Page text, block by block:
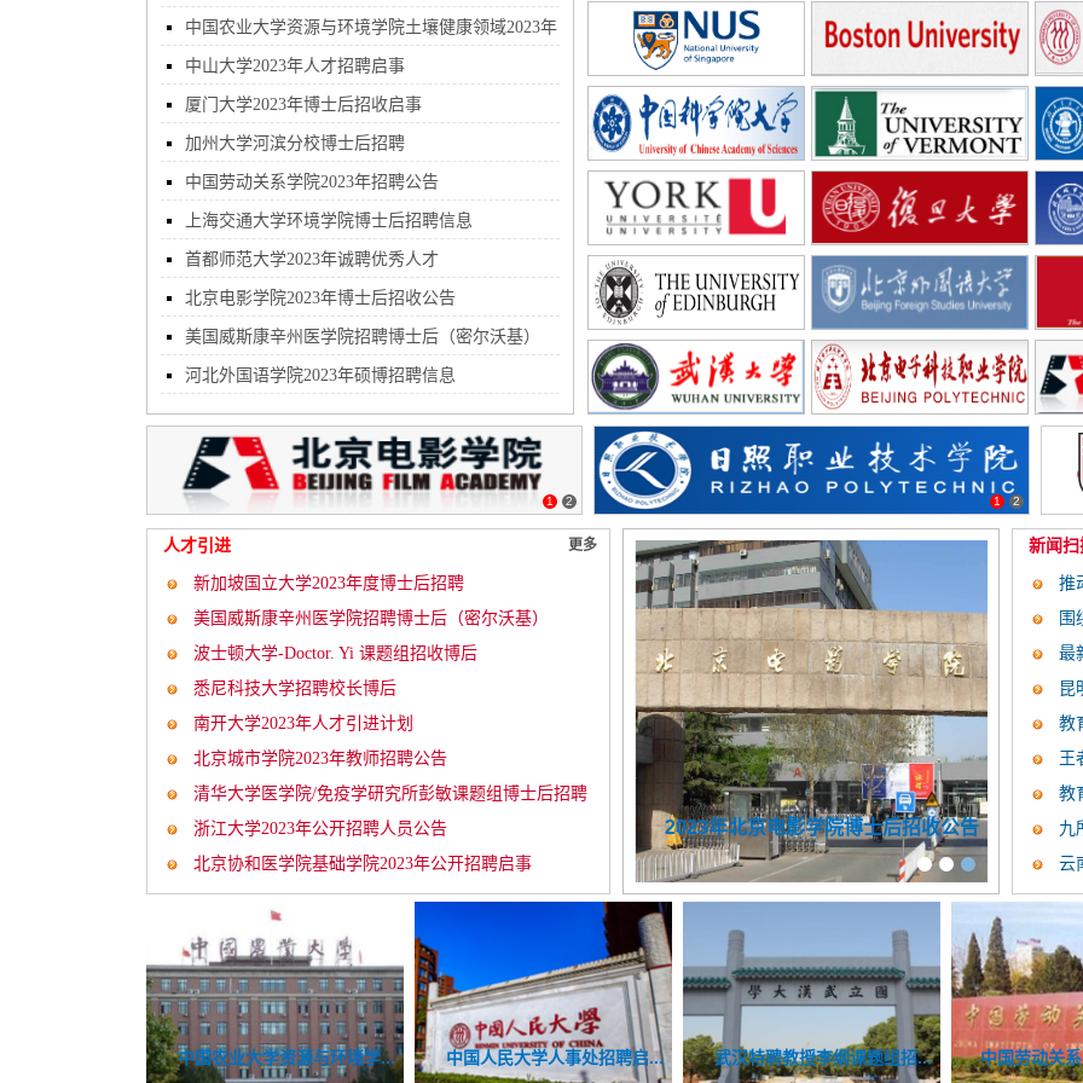
中国农业大学资源与环境学院土壤健康领域2023年
招聘博士后
中山大学2023年人才招聘启事
厦门大学2023年博士后招收启事
加州大学河滨分校博士后招聘
中国劳动关系学院2023年招聘公告
上海交通大学环境学院博士后招聘信息
首都师范大学2023年诚聘优秀人才
北京电影学院2023年博士后招收公告
美国威斯康辛州医学院招聘博士后（密尔沃基）
河北外国语学院2023年硕博招聘信息
1 2 1 2
人才引进 更多
新加坡国立大学2023年度博士后招聘
美国威斯康辛州医学院招聘博士后（密尔沃基）
波士顿大学-Doctor. Yi 课题组招收博后
悉尼科技大学招聘校长博后
南开大学2023年人才引进计划
北京城市学院2023年教师招聘公告
清华大学医学院/免疫学研究所彭敏课题组博士后招聘
启...
浙江大学2023年公开招聘人员公告
北京协和医学院基础学院2023年公开招聘启事
业大学2023年招聘博士后启事 牛津大学2023年招聘启事 2023年北京电影学院博士后招收公告 中国
新闻扫
推
围
最
全球...
昆
教
王
袭，...
教
九
云
外交学院2023年博士后招聘... 中国农业大学资源与环境学...
技职业学院公开... 中国人民大学人事处招聘启... 北京电子科技职业学院公开... 中国人民大学人事处招聘启...
重庆医科大学2023年公开招... 武汉特聘教授李纲课题组招... 重庆医科大学2023年公开招... 武汉特聘教授
中山大学2023年人才招聘启... 中国劳动关系学院2023年招... 中山大学
新加坡国立大学Prof. Zhi... 国际关系学